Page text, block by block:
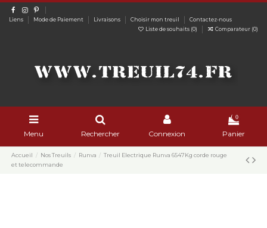
Liens Mode de Paiement Livraisons Choisir mon treuil
Contactez-nous
Liste de souhaits (0) Comparateur (0)
Menu Rechercher Connexion
0
Panier
Accueil Nos Treuils Runva
Treuil Electrique Runva 6547Kg corde rouge
et telecommande